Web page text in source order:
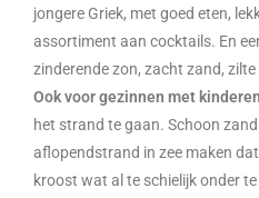
jongere Griek, met goed eten,
assortiment aan cocktails. En
zinderende zon, zacht zand, zilte
Ook voor gezinnen met kinderen
het strand te gaan. Schoon
aflopendstrand in zee maken
kroost wat al te schielijk onder